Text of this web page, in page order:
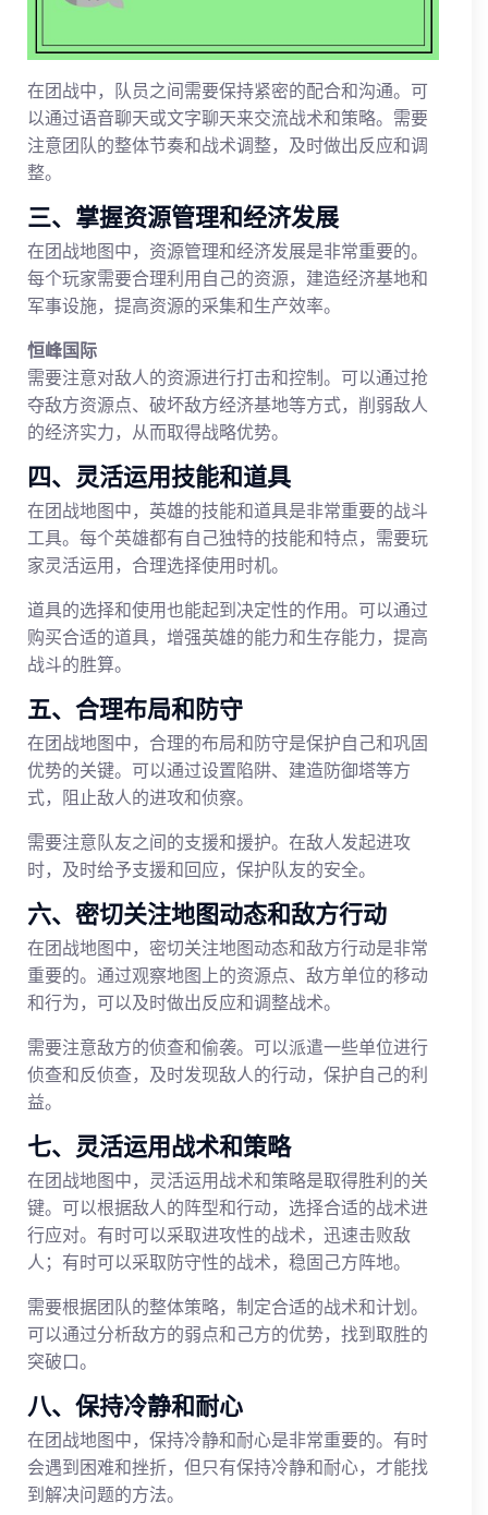
在团战中，队员之间需要保持紧密的配合和沟通。可
以通过语音聊天或文字聊天来交流战术和策略。需要
注意团队的整体节奏和战术调整，及时做出反应和调
整。
三、掌握资源管理和经济发展
在团战地图中，资源管理和经济发展是非常重要的。
每个玩家需要合理利用自己的资源，建造经济基地和
军事设施，提高资源的采集和生产效率。
恒峰国际
需要注意对敌人的资源进行打击和控制。可以通过抢
夺敌方资源点、破坏敌方经济基地等方式，削弱敌人
的经济实力，从而取得战略优势。
四、灵活运用技能和道具
在团战地图中，英雄的技能和道具是非常重要的战斗
工具。每个英雄都有自己独特的技能和特点，需要玩
家灵活运用，合理选择使用时机。
道具的选择和使用也能起到决定性的作用。可以通过
购买合适的道具，增强英雄的能力和生存能力，提高
战斗的胜算。
五、合理布局和防守
在团战地图中，合理的布局和防守是保护自己和巩固
优势的关键。可以通过设置陷阱、建造防御塔等方
式，阻止敌人的进攻和侦察。
需要注意队友之间的支援和援护。在敌人发起进攻
时，及时给予支援和回应，保护队友的安全。
六、密切关注地图动态和敌方行动
在团战地图中，密切关注地图动态和敌方行动是非常
重要的。通过观察地图上的资源点、敌方单位的移动
和行为，可以及时做出反应和调整战术。
需要注意敌方的侦查和偷袭。可以派遣一些单位进行
侦查和反侦查，及时发现敌人的行动，保护自己的利
益。
七、灵活运用战术和策略
在团战地图中，灵活运用战术和策略是取得胜利的关
键。可以根据敌人的阵型和行动，选择合适的战术进
行应对。有时可以采取进攻性的战术，迅速击败敌
人；有时可以采取防守性的战术，稳固己方阵地。
需要根据团队的整体策略，制定合适的战术和计划。
可以通过分析敌方的弱点和己方的优势，找到取胜的
突破口。
八、保持冷静和耐心
在团战地图中，保持冷静和耐心是非常重要的。有时
会遇到困难和挫折，但只有保持冷静和耐心，才能找
到解决问题的方法。